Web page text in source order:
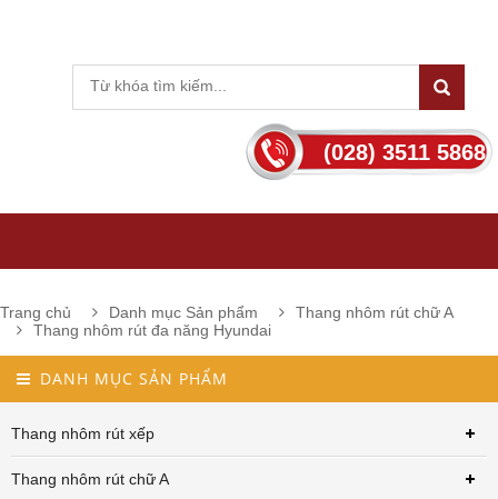
(028) 3511 5868
Trang chủ Danh mục Sản phẩm
Thang nhôm rút chữ A
Thang nhôm rút đa năng Hyundai
DANH MỤC SẢN PHẨM
Thang nhôm rút xếp
Thang nhôm rút chữ A